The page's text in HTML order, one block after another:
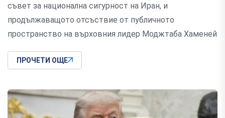
съвет за национална сигурност на Иран, и
продължаващото отсъствие от публичното
пространство на върховния лидер Моджтаба Хаменей
ПРОЧЕТИ ОЩЕ